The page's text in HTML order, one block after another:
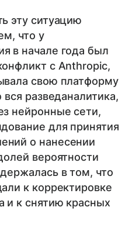
эту ситуацию
что у
в начале года был
с Anthropic,
свою платформу
разведаналитика,
нейронные сети,
для принятия
о нанесении
вероятности
в том, что
к корректировке
и к снятию красных